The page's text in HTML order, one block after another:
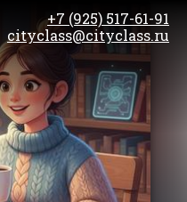
+7 (925) 517-61-91
cityclass@cityclass.ru